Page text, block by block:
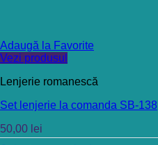
Adaugă la Favorite
Vezi produsul
Lenjerie romanescă
Set lenjerie la comanda SB-138
50,00 lei